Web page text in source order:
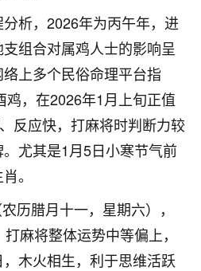
析，2026年为丙午年，进
组合对属鸡人士的影响呈
上多个民俗命理平台指
鸡，在2026年1月上旬正值
反应快，打麻将时判断力较
尤其是1月5日小寒节气前
。
历腊月十一，星期六），
麻将整体运势中等偏上，
木火相生，利于思维活跃
跟老师聊过之后，最大的感
会变好，万般皆是命，半点
9
没有人给个联系方式的啊？
信：gjsy0624
12